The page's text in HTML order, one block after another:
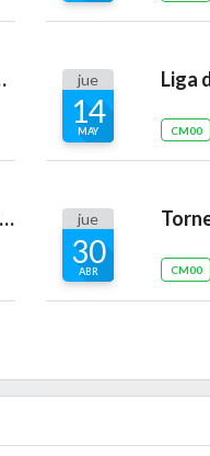
"Palomarejos" jue
14
MAY
Liga
CM00
Torneo de Clubes sin Campo Fin de Semana "Robledal" jue
30
ABR CM00